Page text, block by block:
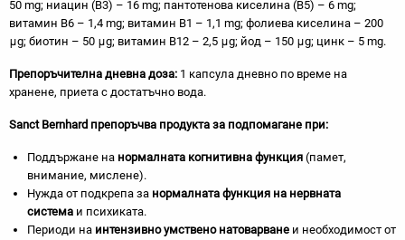
50 mg; ниацин (B3) – 16 mg; пантотенова киселина (B5) – 6 mg;
витамин B6 – 1,4 mg; витамин B1 – 1,1 mg; фолиева киселина – 200
μg; биотин – 50 μg; витамин B12 – 2,5 μg; йод – 150 μg; цинк – 5 mg.
Препоръчителна дневна доза: 1 капсула дневно по време на
хранене, приета с достатъчно вода.
Sanct Bernhard препоръчва продукта за подпомагане при:
Поддържане на нормалната когнитивна функция (памет,
внимание, мислене).
Нужда от подкрепа за нормалната функция на нервната
система и психиката.
Периоди на интензивно умствено натоварване и необходимост от